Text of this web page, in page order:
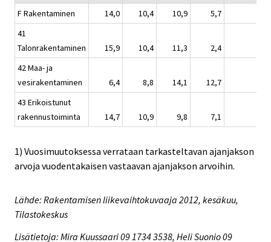
F Rakentaminen 14,0 10,4 10,9 5,7
41
Talonrakentaminen
15,9 10,4 11,3 2,4
42 Maa- ja
vesirakentaminen
6,4 8,8 14,1 12,7
43 Erikoistunut
rakennustoiminta
14,7 10,9 9,8 7,1
1) Vuosimuutoksessa verrataan tarkasteltavan ajanjakson
arvoja vuodentakaisen vastaavan ajanjakson arvoihin.
Lähde: Rakentamisen liikevaihtokuvaaja 2012, kesäkuu,
Tilastokeskus
Lisätietoja: Mira Kuussaari 09 1734 3538, Heli Suonio 09